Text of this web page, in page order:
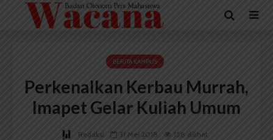
BERITA KAMPUS
Perkenalkan Kerbau Murrah,
Imapet Gelar Kuliah Umum
Redaksi 31 Mei 2018
158 dilihat